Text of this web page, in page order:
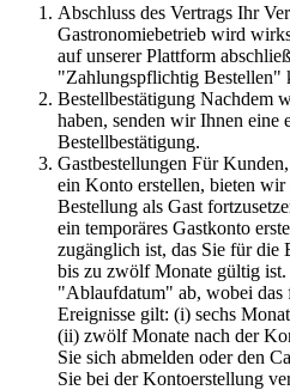
Abschluss des Vertrags Ihr
Gastronomiebetrieb wird
auf unserer Plattform
"Zahlungspflichtig Bestellen"
Bestellbestätigung Nachdem
haben, senden wir Ihnen eine
Bestellbestätigung.
Gastbestellungen Für
ein Konto erstellen, bieten
Bestellung als Gast
ein temporäres Gastkonto
zugänglich ist, das Sie für die
bis zu zwölf Monate gültig
"Ablaufdatum" ab, wobei das
Ereignisse gilt: (i) sechs
(ii) zwölf Monate nach der
Sie sich abmelden oder den
Sie bei der Kontoerstellung